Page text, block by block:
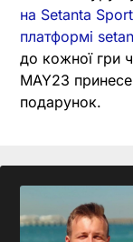
на Setanta
платформі
до кожної гри
MAY23
подарунок.